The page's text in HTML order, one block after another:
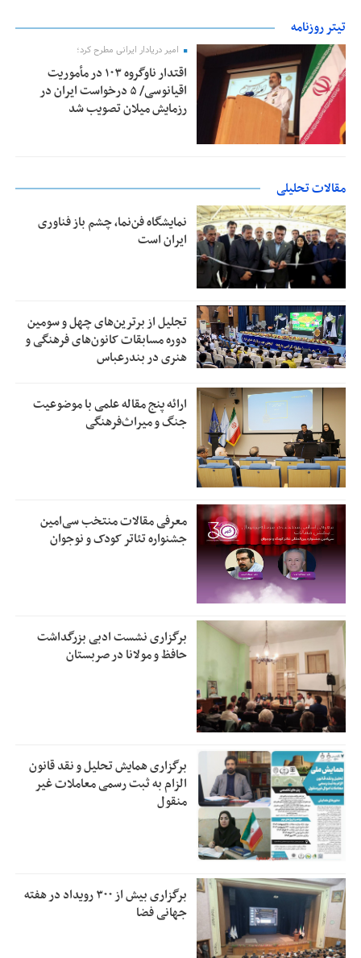
تیتر روزنامه
امیر دریادار ایرانی مطرح کرد؛
اقتدار ناوگروه ۱۰۳ در مأموریت‌
اقیانوسی/ ۵ درخواست ایران در
رزمایش میلان تصویب شد
مقالات تحلیلی
نمایشگاه فن‌نما، چشم باز فناوری
ایران است
تجلیل از بر‌ترین‌های چهل و سومین
دوره مسابقات کانون‌های فرهنگی و
هنری در بندرعباس
ارائه پنج مقاله علمی با موضوعیت
جنگ و میراث‌فرهنگی
معرفی مقالات منتخب سی‌امین
جشنواره تئاتر کودک و نوجوان
برگزاری نشست ادبی بزرگداشت
حافظ و مولانا در صربستان
برگزاری همایش تحلیل و نقد قانون
الزام به ثبت رسمی معاملات غیر
منقول
برگزاری بیش از ۳۰۰ رویداد در هفته
جهانی فضا